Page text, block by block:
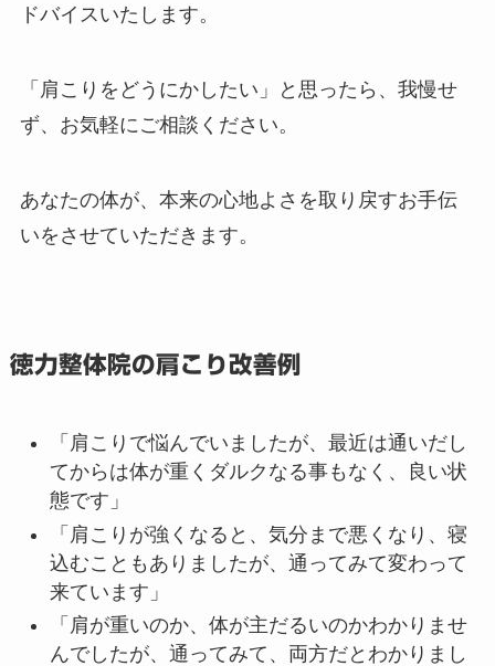
ドバイスいたします。
「肩こりをどうにかしたい」と思ったら、我慢せ
ず、お気軽にご相談ください。
あなたの体が、本来の心地よさを取り戻すお手伝
いをさせていただきます。
徳力整体院の肩こり改善例
「肩こりで悩んでいましたが、最近は通いだし
てからは体が重くダルクなる事もなく、良い状
態です」
「肩こりが強くなると、気分まで悪くなり、寝
込むこともありましたが、通ってみて変わって
来ています」
「肩が重いのか、体が主だるいのかわかりませ
んでしたが、通ってみて、両方だとわかりまし